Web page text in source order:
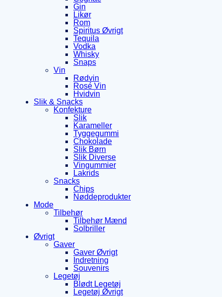
Gin
Likør
Rom
Spiritus Øvrigt
Tequila
Vodka
Whisky
Snaps
Vin
Rødvin
Rosé Vin
Hvidvin
Slik & Snacks
Konfekture
Slik
Karameller
Tyggegummi
Chokolade
Slik Børn
Slik Diverse
Vingummier
Lakrids
Snacks
Chips
Nøddeprodukter
Mode
Tilbehør
Tilbehør Mænd
Solbriller
Øvrigt
Gaver
Gaver Øvrigt
Indretning
Souvenirs
Legetøj
Blødt Legetøj
Legetøj Øvrigt